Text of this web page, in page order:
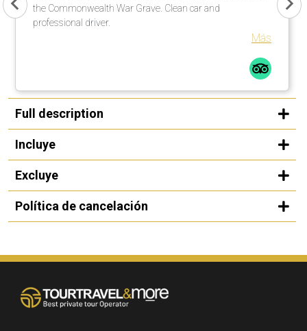
the Commonwealth War Grave. Clean car and
professional driver.
Más
Full description
Incluye
Excluye
Política de cancelación